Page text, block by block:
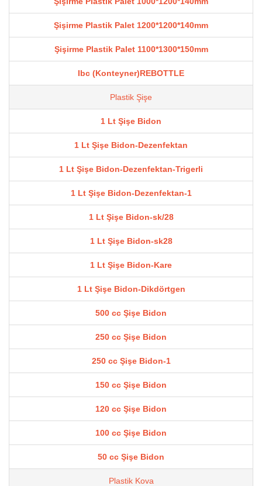
Şişirme Plastik Palet 1200*1200*140mm
Şişirme Plastik Palet 1100*1300*150mm
Ibc (Konteyner)REBOTTLE
Plastik Şişe
1 Lt Şişe Bidon
1 Lt Şişe Bidon-Dezenfektan
1 Lt Şişe Bidon-Dezenfektan-Trigerli
1 Lt Şişe Bidon-Dezenfektan-1
1 Lt Şişe Bidon-sk/28
1 Lt Şişe Bidon-sk28
1 Lt Şişe Bidon-Kare
1 Lt Şişe Bidon-Dikdörtgen
500 cc Şişe Bidon
250 cc Şişe Bidon
250 cc Şişe Bidon-1
150 cc Şişe Bidon
120 cc Şişe Bidon
100 cc Şişe Bidon
50 cc Şişe Bidon
Plastik Kova